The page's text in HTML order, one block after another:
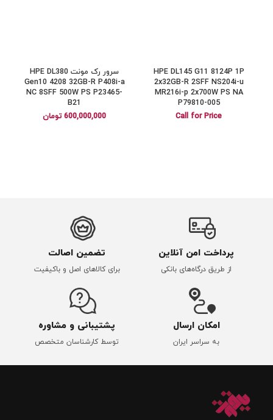
HPE DL145 G11 8124P 1P
2x32GB-R 2SFF NS204i-u
MR216i-p 2x700W PS NA
P79810-005
Call for Price
سرور رک مونت HPE DL380
Gen10 4208 32GB-R P408i-a
NC 8SFF 500W PS P23465-
B21
600,000,000 تومان
پرداخت امن آنلاین
از طریق درگاه‌های بانکی
تضمین اصالت
برای کالاهای اصل و باکیفیت
امکان ارسال
به سراسر ایران
پشتیبانی و مشاوره
توسط کارشناسان متخصص